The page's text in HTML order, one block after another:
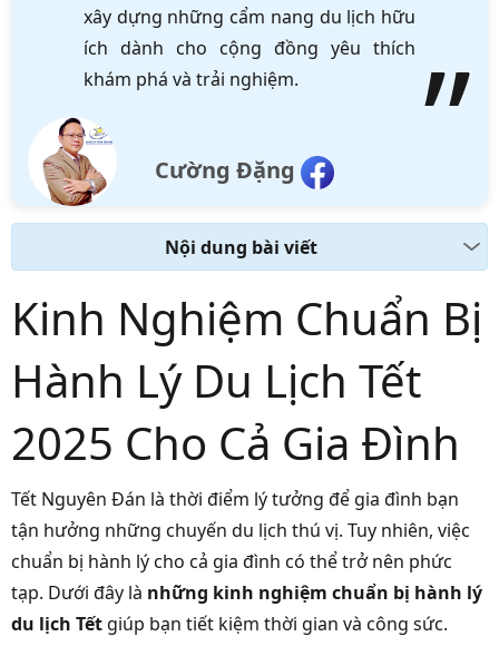
xây dựng những cẩm nang du lịch hữu
ích dành cho cộng đồng yêu thích
khám phá và trải nghiệm.
Cường Đặng
Nội dung bài viết
Kinh Nghiệm Chuẩn Bị
Hành Lý Du Lịch Tết
2025 Cho Cả Gia Đình
Tết Nguyên Đán là thời điểm lý tưởng để gia đình bạn
tận hưởng những chuyến du lịch thú vị. Tuy nhiên, việc
chuẩn bị hành lý cho cả gia đình có thể trở nên phức
tạp. Dưới đây là những kinh nghiệm chuẩn bị hành lý
du lịch Tết giúp bạn tiết kiệm thời gian và công sức.